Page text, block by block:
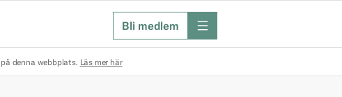
Bli medlem meny
denna webbplats. Läs mer här